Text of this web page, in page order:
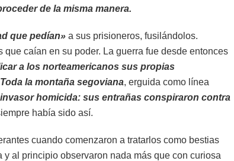
de la misma manera.
que pedían» a sus prisioneros, fusilándolos.
que caían en su poder. La guerra fue desde entonces
a los norteamericanos sus propias
Toda la montaña segoviana, erguida como línea
homicida: sus entrañas conspiraron contra
había sido así.
cuando comenzaron a tratarlos como bestias
al principio observaron nada más que con curiosa